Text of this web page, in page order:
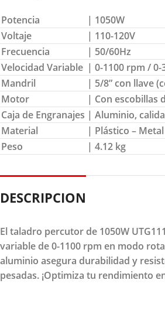
Potencia
| 1050W
Voltaje
| 110-120V
Frecuencia
| 50/60Hz
Velocidad Variable | 0-1100 rpm / 0-
Mandril
| 5/8” con llave
Motor
| Con escobillas
Caja de Engranajes | Aluminio,
Material
| Plástico – Metal
Peso
| 4.12 kg
DESCRIPCION
El taladro percutor de 1050W
variable de 0-1100 rpm en modo
aluminio asegura durabilidad y
pesadas. ¡Optimiza tu rendimiento